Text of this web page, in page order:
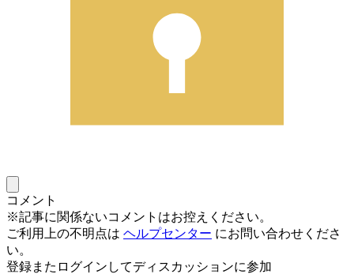
コメント
※記事に関係ないコメントはお控えください。
ご利用上の不明点は ヘルプセンター にお問い合わせくださ
い。
登録またログインしてディスカッションに参加